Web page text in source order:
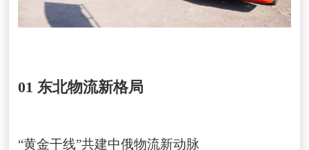
01 东北物流新格局
“黄金干线”共建中俄物流新动脉